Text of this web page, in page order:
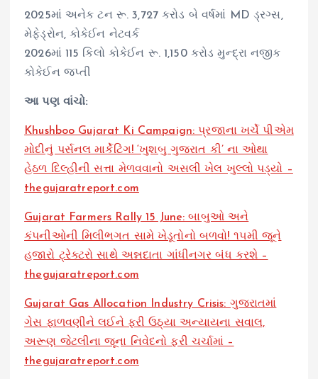
2025માં અનેક ટન રૂ. 3,727 કરોડ બે વર્ષમાં MD ડ્રગ્સ,
મેફેડ્રોન, કોકેઈન નેટવર્ક
2026માં 115 કિલો કોકેઈન રૂ. 1,150 કરોડ મુન્દ્રા નજીક
કોકેઈન જપ્તી
આ પણ વાંચો:
Khushboo Gujarat Ki Campaign: પ્રજાના ખર્ચે પીએમ
મોદીનું પર્સનલ માર્કેટિંગ! ‘ખુશબુ ગુજરાત કી’ ના ઓથા
હેઠળ દિલ્હીની સત્તા મેળવવાનો અસલી ખેલ ખુલ્લો પડ્યો –
thegujaratreport.com
Gujarat Farmers Rally 15 June: બાબુઓ અને
કંપનીઓની મિલીભગત સામે ખેડૂતોનો બળવો! ૧૫મી જૂને
હજારો ટ્રેક્ટરો સાથે અન્નદાતા ગાંધીનગર બંધ કરશે –
thegujaratreport.com
Gujarat Gas Allocation Industry Crisis: ગુજરાતમાં
ગેસ ફાળવણીને લઈને ફરી ઉઠ્યા અન્યાયના સવાલ,
અરૂણ જેટલીના જૂના નિવેદનો ફરી ચર્ચામાં –
thegujaratreport.com